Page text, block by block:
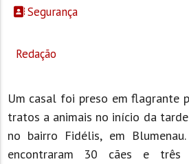
Segurança
Redação
Um casal foi preso em flagrante
tratos a animais no início da
no bairro Fidélis, em
encontraram 30 cães e três